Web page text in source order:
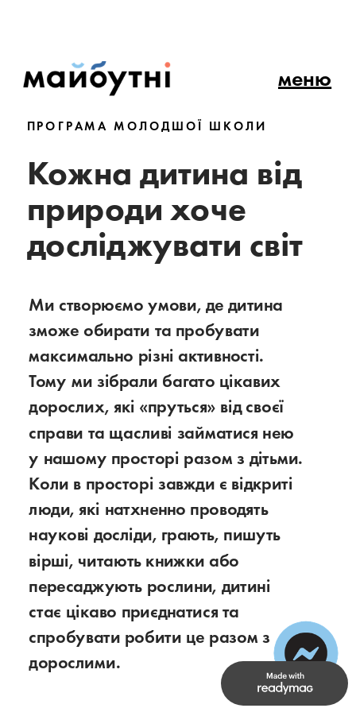
меню
ПРОГРАМА МОЛОДШОЇ ШКОЛИ
Кожна дитина від
природи хоче
досліджувати світ
Ми створюємо умови, де дитина
зможе обирати та пробувати
максимально різні активності.
Тому ми зібрали багато цікавих
дорослих, які «пруться» від своєї
справи та щасливі займатися нею
у нашому просторі разом з дітьми.
Коли в просторі завжди є відкриті
люди, які натхненно проводять
наукові досліди, грають, пишуть
вірші, читають книжки або
пересаджують рослини, дитині
стає цікаво приєднатися та
спробувати робити це разом з
дорослими.